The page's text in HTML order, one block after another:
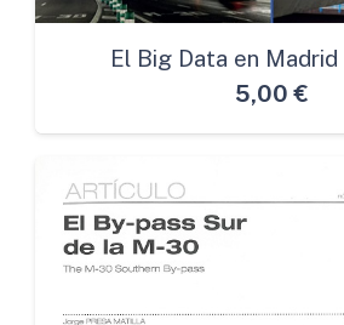
El Big Data en
5,00 €